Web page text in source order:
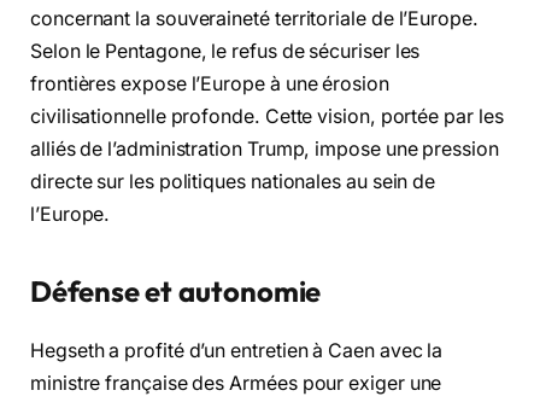
concernant la souveraineté territoriale de l’Europe.
Selon le Pentagone, le refus de sécuriser les
frontières expose l’Europe à une érosion
civilisationnelle profonde. Cette vision, portée par les
alliés de l’administration Trump, impose une pression
directe sur les politiques nationales au sein de
l’Europe.
Défense et autonomie
Hegseth a profité d’un entretien à Caen avec la
ministre française des Armées pour exiger une